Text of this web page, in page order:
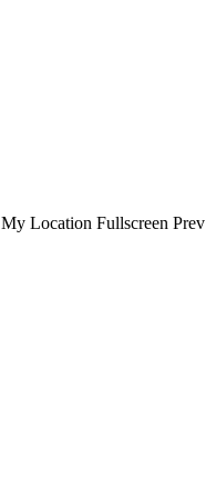
My Location Fullscreen Prev